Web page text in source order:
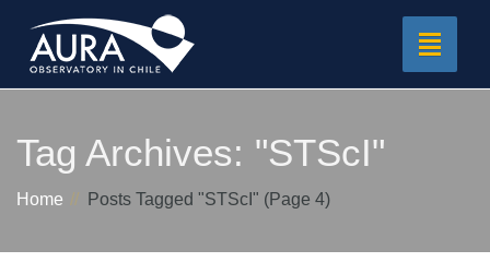
Toggle
Tag Archives: "STScI"
Home Posts Tagged "STScI" (Page 4)